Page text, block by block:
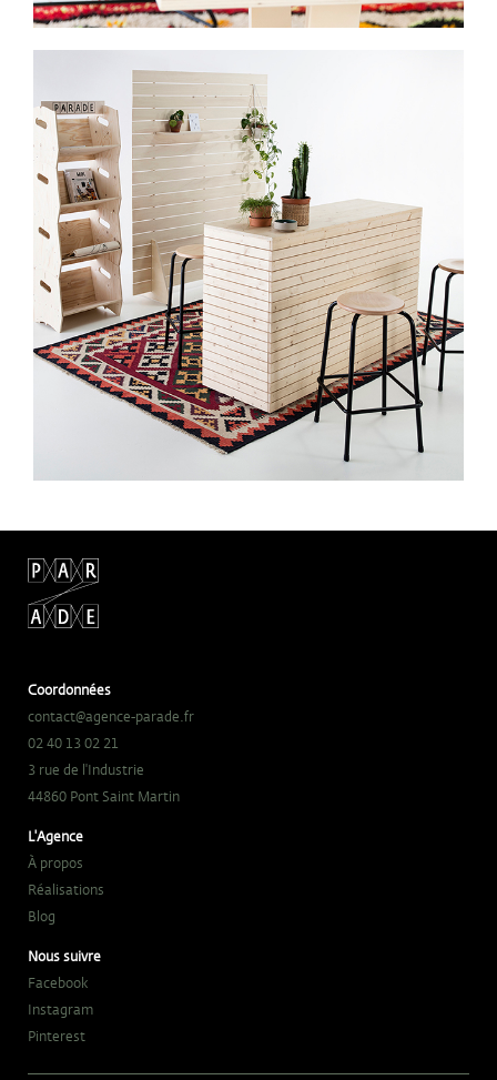
Coordonnées
contact@agence-parade.fr
02 40 13 02 21
3 rue de l'Industrie
44860 Pont Saint Martin
L'Agence
À propos
Réalisations
Blog
Nous suivre
Facebook
Instagram
Pinterest